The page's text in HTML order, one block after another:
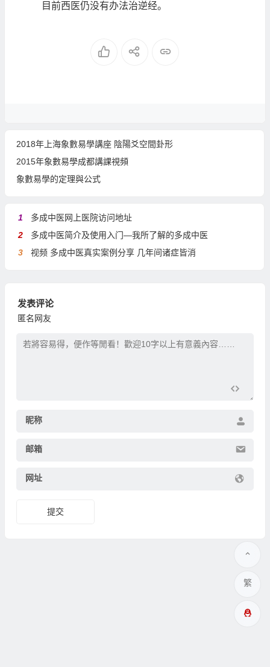
目前西医仍没有办法治逆经。
2018年上海象數易學講座 陰陽爻空間卦形
2015年象數易學成都講課視頻
象數易學的定理與公式
1
多成中医网上医院访问地址
2
多成中医简介及使用入门—我所了解的多成中医
3
视频 多成中医真实案例分享 几年间诸症皆消
发表评论
匿名网友
昵称
邮箱
网址
繁